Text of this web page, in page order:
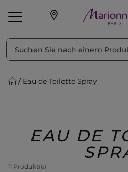
Geschenke
Eau de Toilette Spray
EAU DE
11 Produkt(e)
sortieren nach